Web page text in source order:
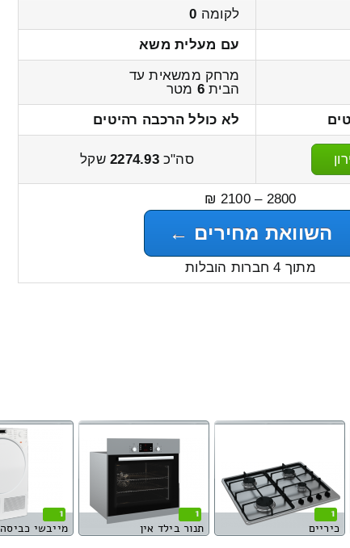
לקומה 0
עם מעלית משא
מרחק ממשאית עד
הבית6 מטר
לא כולל הרכבה רהיטים
סה"כ2274.93שקל
2800 – 2100 ₪
השוואת מחירים ←
מתוך 4 חברות הובלות
1
כיריים
1
תנור בילד אין
1
מייבשי כביסה